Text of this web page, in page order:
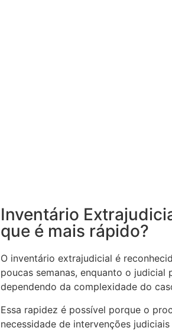
Inventário
que é mais rápido?
O inventário extrajudicial é
poucas semanas, enquanto o judicial
dependendo da complexidade do
Essa rapidez é possível porque o
necessidade de intervenções